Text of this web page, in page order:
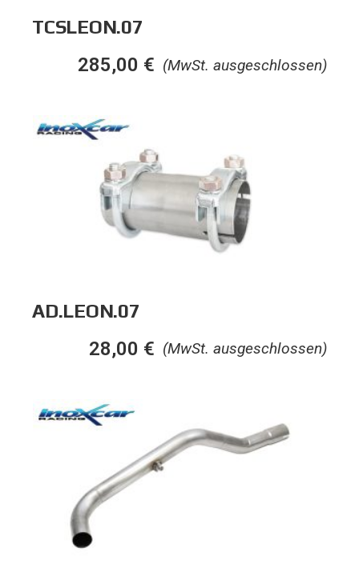
TCSLEON.07
(MwSt. ausgeschlossen)
285,00 €
AD.LEON.07
(MwSt. ausgeschlossen)
28,00 €